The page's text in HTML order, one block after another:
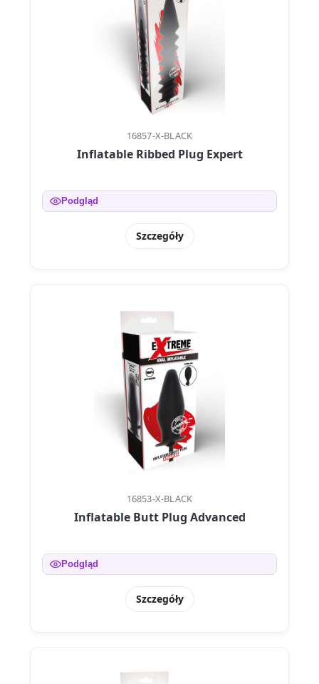
16857-X-BLACK
Inflatable Ribbed Plug Expert
Podgląd
Szczegóły
16853-X-BLACK
Inflatable Butt Plug Advanced
Podgląd
Szczegóły